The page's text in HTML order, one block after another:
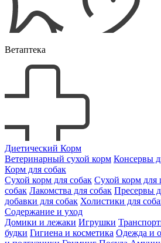
Ветаптека
Диетический Корм
Ветеринарный сухой корм Консервы
Корм для собак
Сухой корм для собак Сухой корм для
собак Лакомства для собак Пресервы
добавки для собак Холистики для
Содержание и уход
Домики и лежаки Игрушки
будки Гигиена и косметика Одежда и